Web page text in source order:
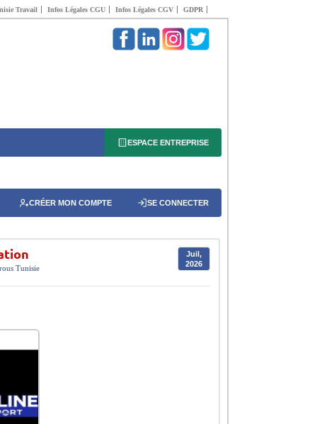
Travail Infos Légales CGU Infos Légales CGV GDPR
ESPACE ENTREPRISE
CRÉER MON COMPTE SE CONNECTER
Juil,
2026
Tunisie